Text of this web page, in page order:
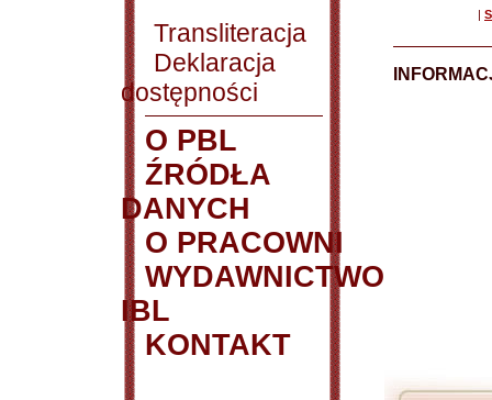
Transliteracja
Deklaracja
dostępności
O PBL
ŹRÓDŁA
DANYCH
O PRACOWNI
WYDAWNICTWO
IBL
KONTAKT
|